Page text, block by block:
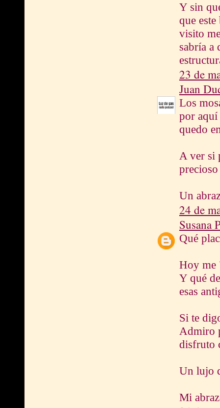
Y sin
que
visito
sabría a
23 de
Juan
Los
por aquí
quedo
A ver si
Un
24 de
Susana
Qué
Hoy me
Y qué
esas
Si te
Admiro
disfruto
Un lujo
Mi